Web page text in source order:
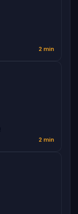
2 min
2 min